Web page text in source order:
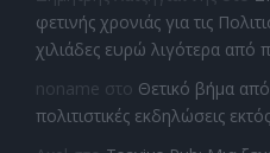
φετινής χρονιάς για τις
χιλιάδες ευρώ λιγότερα από
noname στο Θετικό βήμα
πολιτιστικές εκδηλώσεις